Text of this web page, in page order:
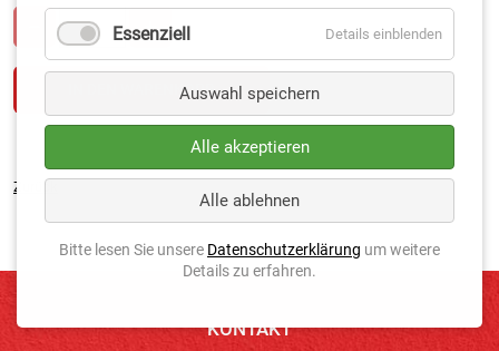
Zurück
KONTAKT
Essenziell Details einblenden
Auswahl speichern
Alle akzeptieren
Alle ablehnen
Bitte lesen Sie unsere Datenschutzerklärung um weitere
Details zu erfahren.